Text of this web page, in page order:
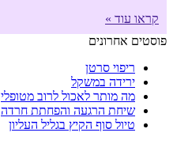
קראו עוד »
פוסטים אחרונים
ריפוי סרטן
ירידה במשקל
מה מותר לאכול לרוב מטופלי
שיחת הרגעה והפחתת חרדה
טיול סוף הקיץ בגליל העליון